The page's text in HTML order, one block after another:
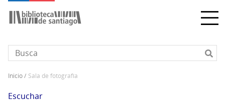
principal
Sobrescribir
enlaces
inicio sala de fotografía
Escuchar